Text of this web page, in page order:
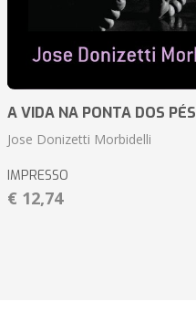
A VIDA NA PONTA DOS PÉS
Jose Donizetti Morbidelli
IMPRESSO
€ 12,74